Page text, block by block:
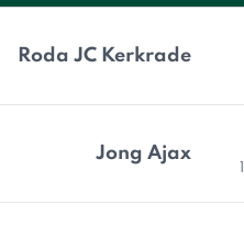
Roda JC Kerkrade
Jong Ajax